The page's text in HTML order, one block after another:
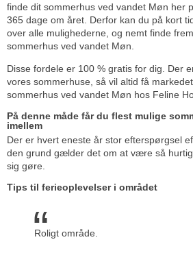
finde dit sommerhus ved vandet Møn her
365 dage om året. Derfor kan du på kort
over alle mulighederne, og nemt finde
sommerhus ved vandet Møn.
Disse fordele er 100 % gratis for dig. Der
vores sommerhuse, så vil altid få
sommerhus ved vandet Møn hos Feline
På denne måde får du flest mulige
imellem
Der er hvert eneste år stor efterspørgsel
den grund gælder det om at være så
sig gøre.
Tips til ferieoplevelser i området
Roligt område.